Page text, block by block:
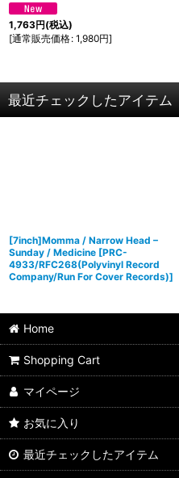
1,763円(税込)
[通常販売価格: 1,980円]
最近チェックしたアイテム
[7inch]Momma / Narrow Head –
Sunday / Medicine [PRC-
4933/RFC268(Polyvinyl Record
Company/Run For Cover Records)]
Home
Shopping Cart
マイページ
お気に入り
最近チェックしたアイテム